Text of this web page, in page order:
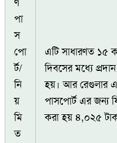
ণ
পা
স
পো
র্ট/
নি
য়
মি
ত
এটি সাধারণত ১৫
দিবসের মধ্যে
হয়। আর রেগুলার
পাসপোর্ট এর জন্য
করা হয় ৪,০২৫